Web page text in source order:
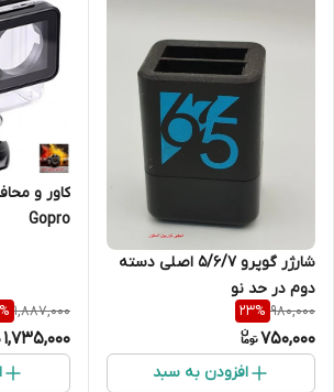
شارژر گوپرو 5/6/7 اصلی دسته
دوم در حد نو
980,000
23%
750,000
افزودن به سبد
Gopro
1,887,000
%
1,735,000